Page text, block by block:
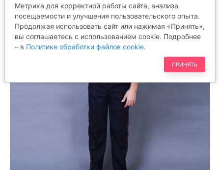
Метрика для корректной работы сайта, анализа
посещаемости и улучшения пользовательского опыта.
Продолжая использовать сайт или нажимая «Принять»,
вы соглашаетесь с использованием cookie. Подробнее
– в Политике обработки файлов cookie.
ПРИНЯТЬ